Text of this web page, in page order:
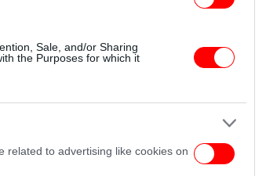
Sale, and/or Sharing
the Purposes for which it
related to advertising like cookies on
την
22:37